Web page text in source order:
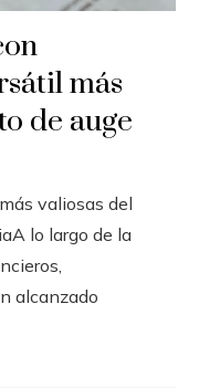
más
de auge
valiosas del
lo largo de la
alcanzado